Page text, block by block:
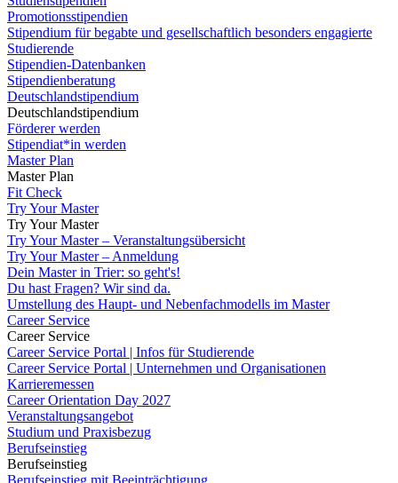
Promotionsstipendien
Stipendium für begabte und gesellschaftlich besonders engagierte
Studierende
Stipendien-Datenbanken
Stipendienberatung
Deutschlandstipendium
Deutschlandstipendium
Förderer werden
Stipendiat*in werden
Master Plan
Master Plan
Fit Check
Try Your Master
Try Your Master
Try Your Master – Veranstaltungsübersicht
Try Your Master – Anmeldung
Dein Master in Trier: so geht's!
Du hast Fragen? Wir sind da.
Umstellung des Haupt- und Nebenfachmodells im Master
Career Service
Career Service
Career Service Portal | Infos für Studierende
Career Service Portal | Unternehmen und Organisationen
Karrieremessen
Career Orientation Day 2027
Veranstaltungsangebot
Studium und Praxisbezug
Berufseinstieg
Berufseinstieg
Berufseinstieg mit Beeinträchtigung